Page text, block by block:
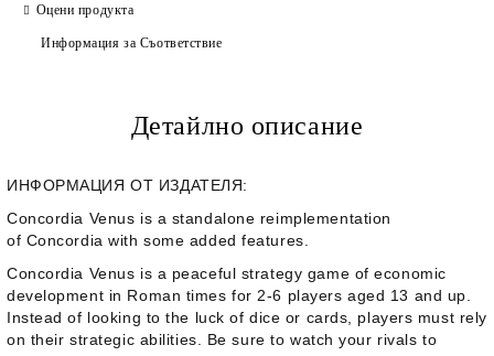
Оцени продукта
Информация за Съответствие
Детайлно описание
ИНФОРМАЦИЯ ОТ ИЗДАТЕЛЯ:
Concordia Venus is a standalone reimplementation
of Concordia with some added features.
Concordia Venus is a peaceful strategy game of economic
development in Roman times for 2-6 players aged 13 and up.
Instead of looking to the luck of dice or cards, players must rely
on their strategic abilities. Be sure to watch your rivals to